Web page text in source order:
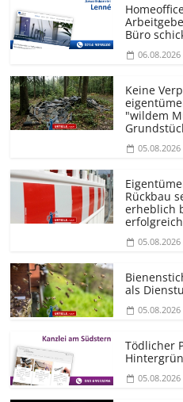
Büro
06.08.2026
Keine
"wildem
05.08.2026
Rückbau
erheblich
erfolgreich
05.08.2026
als
05.08.2026
Tödlicher
05.08.2026